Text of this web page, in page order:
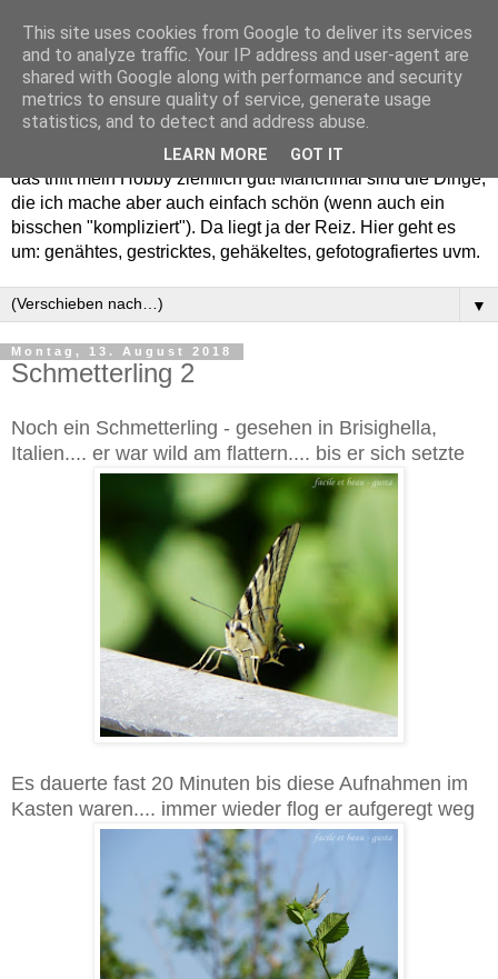
Willkommen in meinem "Wohnzimmer". Einfach und schön -
das trifft mein Hobby ziemlich gut! Manchmal sind die Dinge,
die ich mache aber auch einfach schön (wenn auch ein
bisschen "kompliziert"). Da liegt ja der Reiz. Hier geht es
um: genähtes, gestricktes, gehäkeltes, gefotografiertes uvm.
▼
Montag, 13. August 2018
Schmetterling 2
Noch ein Schmetterling - gesehen in Brisighella,
Italien.... er war wild am flattern.... bis er sich setzte
Es dauerte fast 20 Minuten bis diese Aufnahmen im
Kasten waren.... immer wieder flog er aufgeregt weg
This site uses cookies from Google to deliver its services
and to analyze traffic. Your IP address and user-agent are
shared with Google along with performance and security
metrics to ensure quality of service, generate usage
statistics, and to detect and address abuse.
LEARN MORE GOT IT